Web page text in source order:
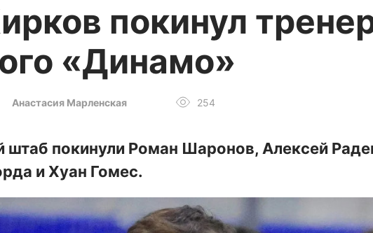
покинул
«Динамо»
Анастасия Марленская 254
штаб покинули Роман Шаронов, Алексей
и Хуан Гомес.